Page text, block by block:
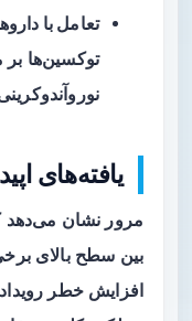
تعامل با
توکسین‌ها بر
یافته‌های
مرور نشان می‌دهد
افزایش خطر